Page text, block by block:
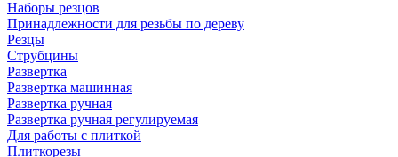
Наборы резцов
Принадлежности для резьбы по дереву
Резцы
Струбцины
Развертка
Развертка машинная
Развертка ручная
Развертка ручная регулируемая
Для работы с плиткой
Плиткорезы